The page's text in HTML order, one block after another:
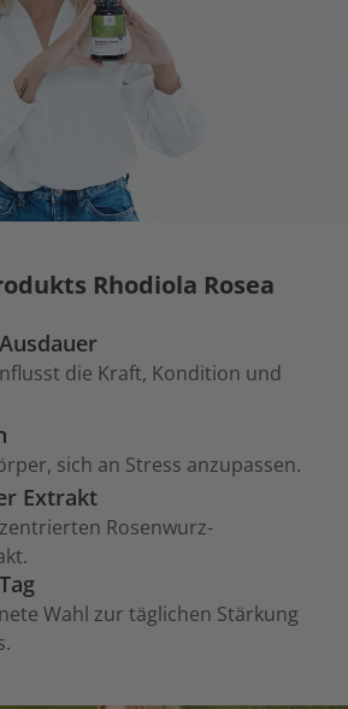
Rhodiola Rosea
die Kraft, Kondition und
sich an Stress anzupassen.
Extrakt
Rosenwurz-
Wahl zur täglichen Stärkung